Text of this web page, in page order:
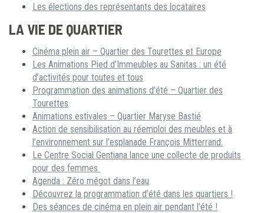
Les élections des représentants des locataires
LA VIE DE QUARTIER
Cinéma plein air – Quartier des Tourettes et Europe
Les Animations Pied d’Immeubles au Sanitas : un été
d’activités pour toutes et tous
Programmation des animations d’été – Quartier des
Tourettes
Animations estivales – Quartier Maryse Bastié
Action de sensibilisation au réemploi des meubles et à
l’environnement sur l’esplanade François Mitterrand.
Le Centre Social Gentiana lance une collecte de produits
pour des femmes
Agenda : Zéro mégot dans l’eau
Découvrez la programmation d’été dans les quartiers !
Des séances de cinéma en plein air pendant l’été !